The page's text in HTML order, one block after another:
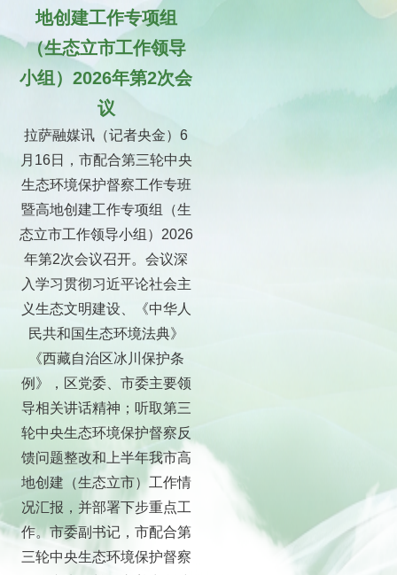
地创建工作专项组
（生态立市工作领导
小组）2026年第2次会
议
拉萨融媒讯（记者央金）6
月16日，市配合第三轮中央
生态环境保护督察工作专班
暨高地创建工作专项组（生
态立市工作领导小组）2026
年第2次会议召开。会议深
入学习贯彻习近平论社会主
义生态文明建设、《中华人
民共和国生态环境法典》
《西藏自治区冰川保护条
例》，区党委、市委主要领
导相关讲话精神；听取第三
轮中央生态环境保护督察反
馈问题整改和上半年我市高
地创建（生态立市）工作情
况汇报，并部署下步重点工
作。市委副书记，市配合第
三轮中央生态环境保护督察